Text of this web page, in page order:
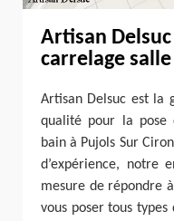
Artisan
carrelage
Artisan Delsuc est la
qualité pour la pose
bain à Pujols Sur
d’expérience, notre
mesure de répondre
vous poser tous